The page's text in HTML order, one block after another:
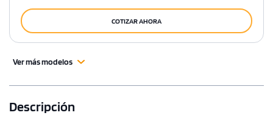
COTIZAR AHORA
Ver más modelos
Descripción